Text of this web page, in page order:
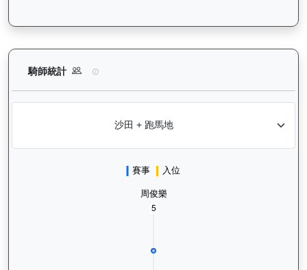
騎師統計 㩒住贏（L310）— 騎師統計分析：查看各騎師